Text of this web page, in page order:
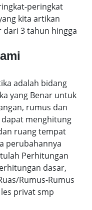
peringkat
kita artikan
3 tahun hingga
adalah bidang
yang Benar untuk
rumus dan
menghitung
ruang tempat
perubahannya
Perhitungan
dasar,
Rumus-Rumus
privat smp